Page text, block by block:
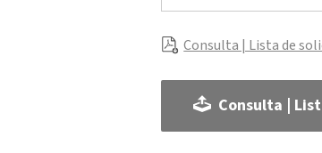
Consulta | Lista de
Consulta |